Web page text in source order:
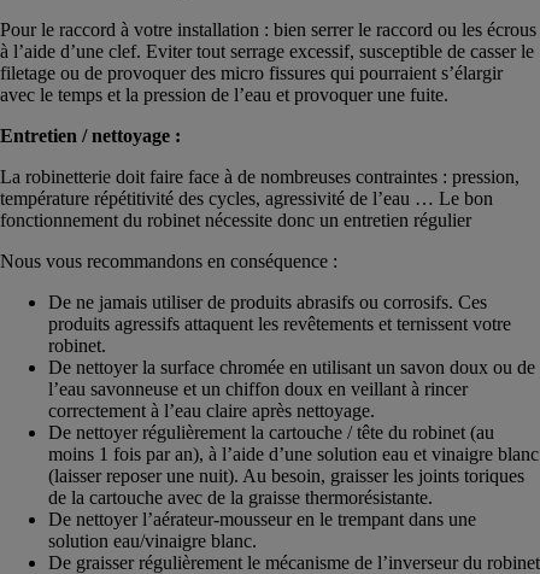
Pour le raccord à votre installation : bien serrer le raccord ou les écrous
à l’aide d’une clef. Eviter tout serrage excessif, susceptible de casser le
filetage ou de provoquer des micro fissures qui pourraient s’élargir
avec le temps et la pression de l’eau et provoquer une fuite.
Entretien / nettoyage :
La robinetterie doit faire face à de nombreuses contraintes : pression,
température répétitivité des cycles, agressivité de l’eau … Le bon
fonctionnement du robinet nécessite donc un entretien régulier
Nous vous recommandons en conséquence :
De ne jamais utiliser de produits abrasifs ou corrosifs. Ces
produits agressifs attaquent les revêtements et ternissent votre
robinet.
De nettoyer la surface chromée en utilisant un savon doux ou de
l’eau savonneuse et un chiffon doux en veillant à rincer
correctement à l’eau claire après nettoyage.
De nettoyer régulièrement la cartouche / tête du robinet (au
moins 1 fois par an), à l’aide d’une solution eau et vinaigre blanc
(laisser reposer une nuit). Au besoin, graisser les joints toriques
de la cartouche avec de la graisse thermorésistante.
De nettoyer l’aérateur-mousseur en le trempant dans une
solution eau/vinaigre blanc.
De graisser régulièrement le mécanisme de l’inverseur du robinet